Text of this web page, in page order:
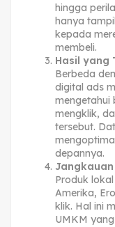
hingga
hanya
kepada
membeli.
Hasil yang
Berbeda
digital ads
mengetahui
mengklik,
tersebut.
depannya.
Produk
Amerika,
klik. Hal ini
UMKM